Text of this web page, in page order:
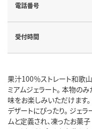
電話番号
受付時間
果汁100％ストレート和歌
ミアムジェラート。 本物の
味をお楽しみいただけます
デザートにぴったり。 ジェ
ムと定義され、凍ったお菓子